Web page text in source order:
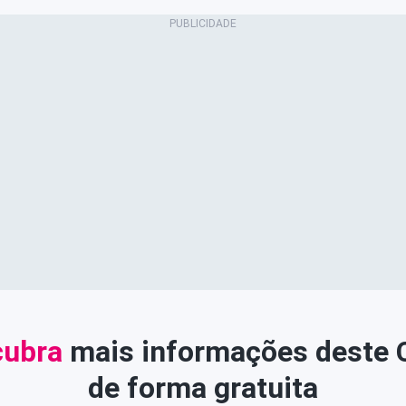
mais informações deste
de forma gratuita